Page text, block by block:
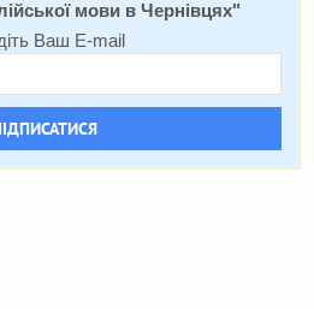
мови в Чернівцях"
Ваш E-mail